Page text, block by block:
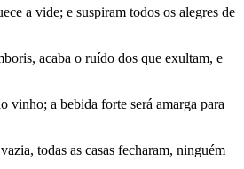
a vide; e suspiram todos os alegres de
acaba o ruído dos que exultam, e
vinho; a bebida forte será amarga para
todas as casas fecharam, ninguém